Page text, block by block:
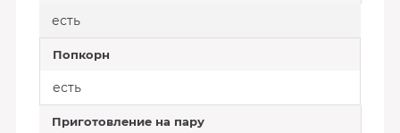
есть
Попкорн
есть
Приготовление на пару